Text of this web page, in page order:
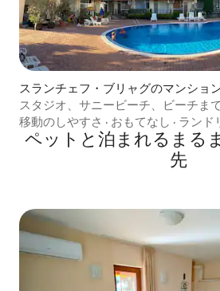
スランチェフ・ブリャグのマンショ
ト
スタジオ、サニービーチ、ビーチま
移動のしやすさ · おもてなし · ランド
ペットと泊まれるまる
先